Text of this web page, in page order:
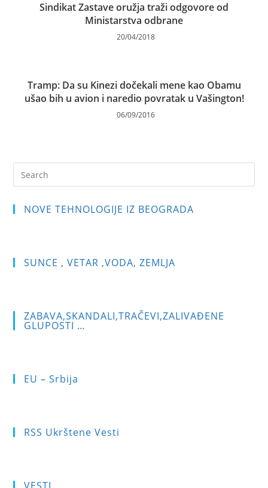
Sindikat Zastave oružja traži odgovore od
Ministarstva odbrane
20/04/2018
Tramp: Da su Kinezi dočekali mene kao Obamu
ušao bih u avion i naredio povratak u Vašington!
06/09/2016
NOVE TEHNOLOGIJE IZ BEOGRADA
SUNCE , VETAR ,VODA, ZEMLJA
ZABAVA,SKANDALI,TRAČEVI,ZALIVAĐENE
GLUPOSTI …
EU – Srbija
RSS Ukrštene Vesti